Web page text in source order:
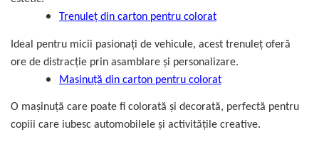
Trenuleț din carton pentru colorat
Ideal pentru micii pasionați de vehicule, acest trenuleț oferă
ore de distracție prin asamblare și personalizare.
Mașinuță din carton pentru colorat
O mașinuță care poate fi colorată și decorată, perfectă pentru
copiii care iubesc automobilele și activitățile creative.